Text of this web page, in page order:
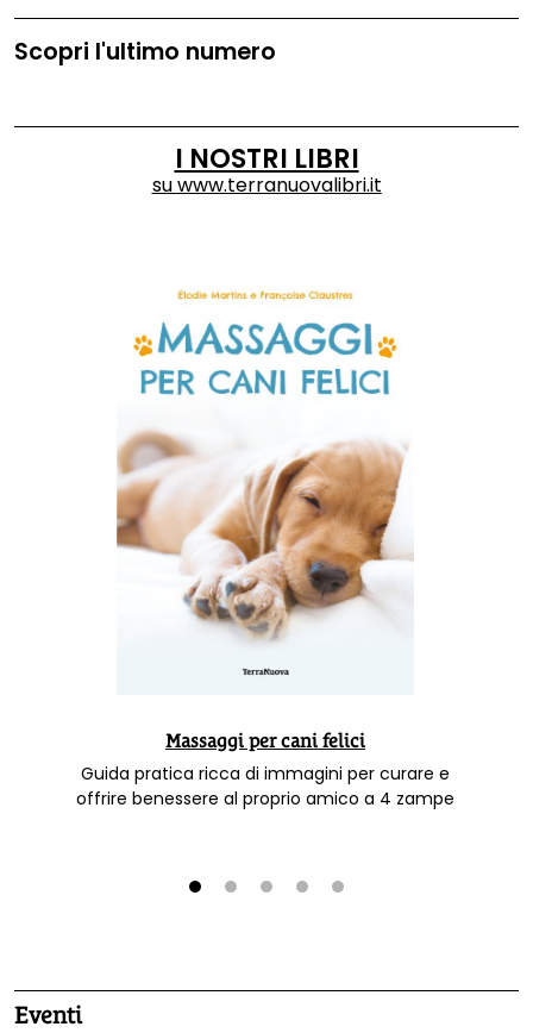
Scopri l'ultimo numero
I NOSTRI LIBRI
suwww.terranuovalibri.it
Massaggi per cani felici
Guida pratica ricca di immagini per curare e
offrire benessere al proprio amico a 4 zampe
Eventi